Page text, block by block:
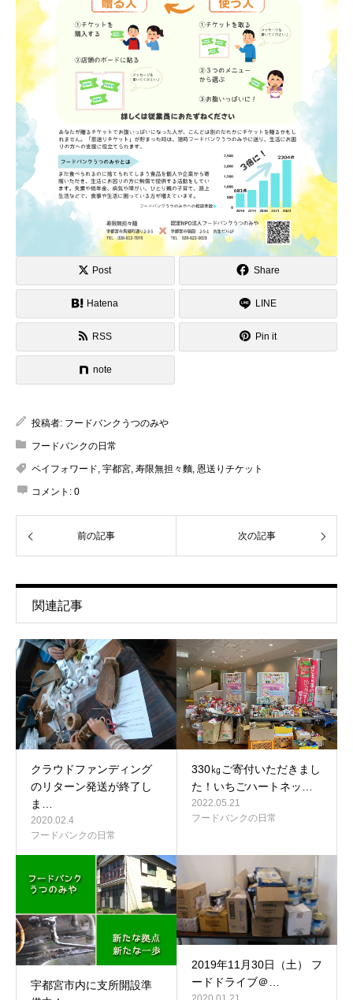
Post Share
Hatena LINE
RSS Pin it
note
投稿者: フードバンクうつのみや
フードバンクの日常
ペイフォワード, 宇都宮, 寿限無担々麵, 恩送りチケット
コメント: 0
前の記事 次の記事
関連記事
クラウドファンディング
のリターン発送が終了し
ま…
2020.02.4
フードバンクの日常
330㎏ご寄付いただきまし
た！いちごハートネッ…
2022.05.21
フードバンクの日常
宇都宮市内に支所開設準
2019年11月30日（土） フ
ードドライブ＠…